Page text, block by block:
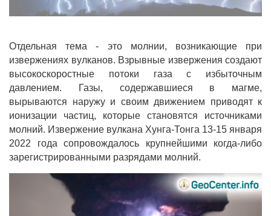
Отдельная тема - это молнии, возникающие при
извержениях вулканов. Взрывные извержения создают
высокоскоростные потоки газа с избыточным
давлением. Газы, содержавшиеся в магме,
вырываются наружу и своим движением приводят к
ионизации частиц, которые становятся источниками
молний. Извержение вулкана Хунга-Тонга 13-15 января
2022 года сопровождалось крупнейшими когда-либо
зарегистрированными разрядами молний.